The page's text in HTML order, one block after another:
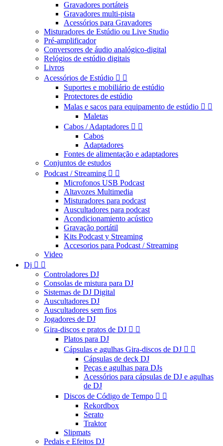
Gravadores portáteis
Gravadores multi-pista
Acessórios para Gravadores
Misturadores de Estúdio ou Live Studio
Pré-amplificador
Conversores de áudio analógico-digital
Relógios de estúdio digitais
Livros
Acessórios de Estúdio  
Suportes e mobiliário de estúdio
Protectores de estúdio
Malas e sacos para equipamento de estúdio  
Maletas
Cabos / Adaptadores  
Cabos
Adaptadores
Fontes de alimentação e adaptadores
Conjuntos de estudos
Podcast / Streaming  
Microfonos USB Podcast
Altavozes Multimedia
Misturadores para podcast
Auscultadores para podcast
Acondicionamiento acústico
Gravação portátil
Kits Podcast y Streaming
Accesorios para Podcast / Streaming
Video
Dj  
Controladores DJ
Consolas de mistura para DJ
Sistemas de DJ Digital
Auscultadores DJ
Auscultadores sem fios
Jogadores de DJ
Gira-discos e pratos de DJ  
Platos para DJ
Cápsulas e agulhas Gira-discos de DJ  
Cápsulas de deck DJ
Peças e agulhas para DJs
Acessórios para cápsulas de DJ e agulhas
de DJ
Discos de Código de Tempo  
Rekordbox
Serato
Traktor
Slipmats
Pedais e Efeitos DJ